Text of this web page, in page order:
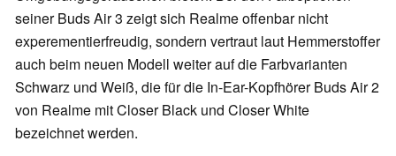
seiner Buds Air 3 zeigt sich Realme offenbar nicht
experementierfreudig, sondern vertraut laut Hemmerstoffer
auch beim neuen Modell weiter auf die Farbvarianten
Schwarz und Weiß, die für die In-Ear-Kopfhörer Buds Air 2
von Realme mit Closer Black und Closer White
bezeichnet werden.